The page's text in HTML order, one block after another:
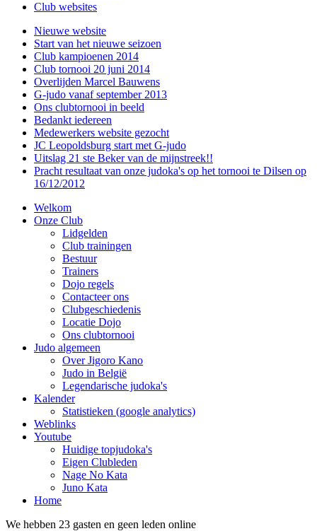
Club websites
Nieuwe website
Start van het nieuwe seizoen
Club kampioenen 2014
Club tornooi 20 juni 2014
Overlijden Marcel Bauwens
G-judo vanaf september 2013
Ons clubtornooi in beeld
Bedankt iedereen
Medewerkers website gezocht
JC Leopoldsburg start met G-judo
Uitslag 21 ste Beker van de mijnstreek!!
Pracht resultaat van onze judoka's op het tornooi te Dilsen op
16/12/2012
Welkom
Onze Club
Lidgelden
Club trainingen
Bestuur
Trainers
Dojo regels
Contacteer ons
Clubgeschiedenis
Locatie Dojo
Ons clubtornooi
Judo algemeen
Over Jigoro Kano
Judo in België
Legendarische judoka's
Kalender
Statistieken (google analytics)
Weblinks
Youtube
Huidige topjudoka's
Eigen Clubleden
Nage No Kata
Juno Kata
Home
We hebben 23 gasten en geen leden online